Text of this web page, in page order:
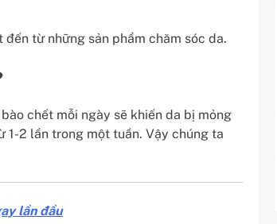
từ những sản phẩm chăm sóc da.
chết mỗi ngày sẽ khiến da bị mỏng
1-2 lần trong một tuần. Vậy chúng ta
lần đầu